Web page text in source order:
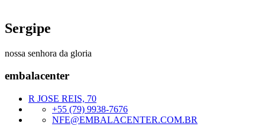
Sergipe
nossa senhora da gloria
embalacenter
R JOSE REIS, 70
+55 (79) 9938-7676
NFE@EMBALACENTER.COM.BR